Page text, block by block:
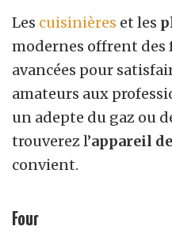
Les cuisinières et les
modernes offrent
avancées pour
amateurs aux
un adepte du gaz ou
trouverez l’appareil
convient.
Four